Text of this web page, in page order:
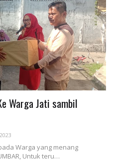
Warga Jati sambil
Warga yang menang
Untuk teru…